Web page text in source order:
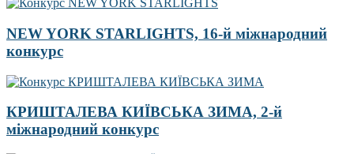
NEW YORK STARLIGHTS, 16-й міжнародний
конкурс
КРИШТАЛЕВА КИЇВСЬКА ЗИМА, 2-й
міжнародний конкурс